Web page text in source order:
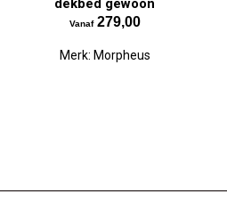
dekbed gewoon
Vanaf279,00
Merk: Morpheus